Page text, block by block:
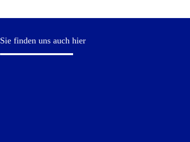
Sie finden uns auch hier